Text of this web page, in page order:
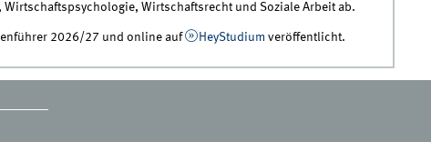
Wirtschaftsrecht und Soziale Arbeit ab.
2026/27 und online auf HeyStudium veröffentlicht.